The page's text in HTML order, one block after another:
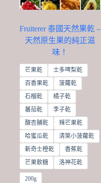
Fruiterer 泰國天然果乾 –
天然原生果的純正滋
味！
芒果乾
士多啤梨乾
百香果乾
菠蘿乾
石榴乾
橘子乾
蕃茄乾
李子乾
酸杏脯乾
辣芒果乾
哈蜜瓜乾
清箂小菠蘿乾
新奇士橙乾
香蕉乾
芒果軟糖
洛神花乾
200g